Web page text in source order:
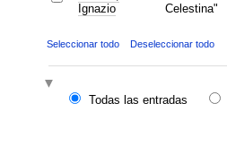
Ignazio
Celestina"
Seleccionar todo Deseleccionar todo
Todas las entradas